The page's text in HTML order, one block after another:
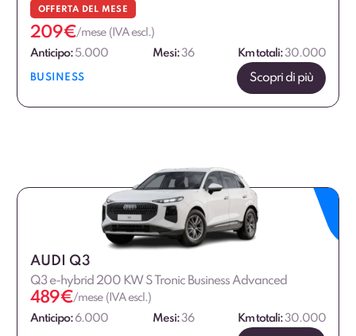
OFFERTA DEL MESE
209€/mese (IVA escl.)
Anticipo:5.000 Mesi:36 Km totali:30.000
BUSINESS Scopri di più
AUDI Q3
Q3 e-hybrid 200 KW S Tronic Business Advanced
489€/mese (IVA escl.)
Anticipo:6.000 Mesi:36 Km totali:30.000